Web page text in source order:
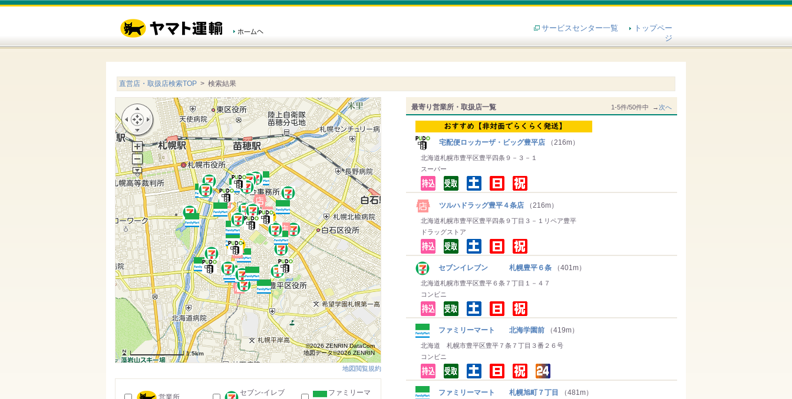
サービスセンター一覧
トップペー
ジ
直営店・取扱店検索TOP > 検索結果
最寄り営業所・取扱店一覧 1-5件/50件中 →次へ
宅配便ロッカーザ・ビッグ豊平店 （216m）
北海道札幌市豊平区豊平四条９－３－１
スーパー
ツルハドラッグ豊平４条店 （216m）
北海道札幌市豊平区豊平四条９丁目３－１リペア豊平
ドラッグストア
セブンイレブン 札幌豊平６条 （401m）
北海道札幌市豊平区豊平６条７丁目１－４７
コンビニ
ファミリーマート 北海学園前 （419m）
北海道 札幌市豊平区豊平７条７丁目３番２６号
コンビニ
ファミリーマート 札幌旭町７丁目 （481m）
1.5km
©2026 ZENRIN DataCom
地図データ©2026 ZENRIN
地図閲覧規約
営業所
セブン-イレブ
ファミリーマ